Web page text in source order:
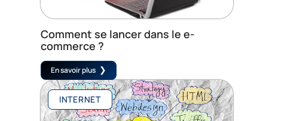
Comment se lancer dans le e-
commerce ?
En savoir plus
INTERNET